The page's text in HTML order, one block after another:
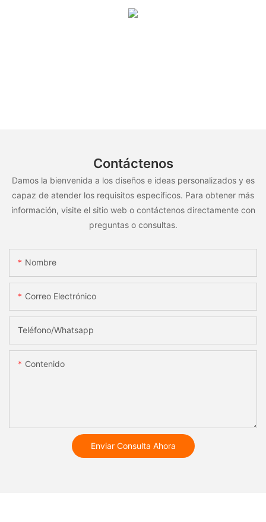
Contáctenos
Damos la bienvenida a los diseños e ideas personalizados y es
capaz de atender los requisitos específicos. Para obtener más
información, visite el sitio web o contáctenos directamente con
preguntas o consultas.
Nombre
Correo Electrónico
Teléfono/whatsapp
Contenido
Enviar Consulta Ahora